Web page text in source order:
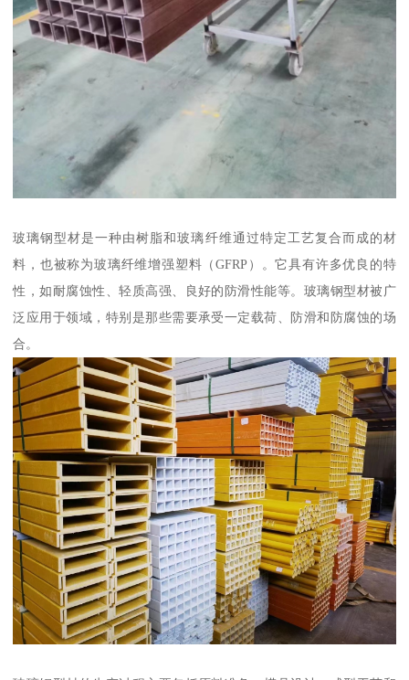
玻璃钢型材是一种由树脂和玻璃纤维通过特定工艺复合而成的材
料，也被称为玻璃纤维增强塑料（GFRP）。它具有许多优良的特
性，如耐腐蚀性、轻质高强、良好的防滑性能等。玻璃钢型材被广
泛应用于领域，特别是那些需要承受一定载荷、防滑和防腐蚀的场
合。